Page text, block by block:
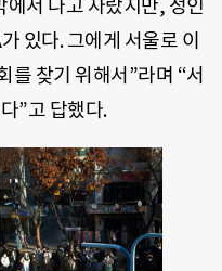
에서 나고 자랐지만, 성인
있다. 그에게 서울로 이
를 찾기 위해서”라며 “서
”고 답했다.